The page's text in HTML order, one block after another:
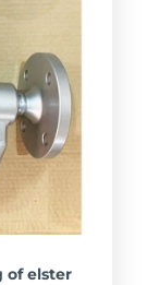
of elster